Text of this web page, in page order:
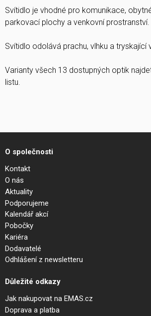
Svítidlo je vhodné pro komunikace,
parkovací plochy a venkovní prostranství.
Svítidlo odolává prachu, vlhku a tryskající
Varianty všech 13 dostupných optik
listu.
O společnosti
Kontakt
O nás
Aktuality
Podporujeme
Kalendář akcí
Pobočky
Kariéra
Dodavatelé
Odhlášení z newsletteru
Důležité odkazy
Jak nakupovat na EMAS.cz
Doprava a platba